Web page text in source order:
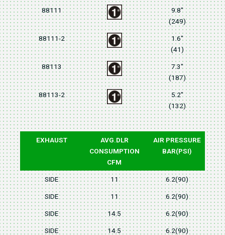
88111
9.8"
(249)
88111-2
1.6"
(41)
88113
7.3"
(187)
88113-2
5.2"
(132)
EXHAUST
AVG.DLR
CONSUMPTION
CFM
AIR PRESSURE
BAR(PSI)
SIDE 11 6.2(90)
SIDE 11 6.2(90)
SIDE 14.5 6.2(90)
SIDE 14.5 6.2(90)